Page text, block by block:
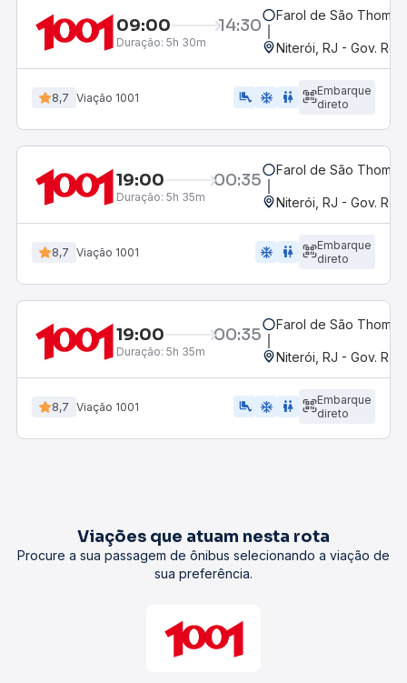
09:00 14:30
Duração: 5h 30m
Farol de São
Niterói, RJ - Gov.
8,7 Viação 1001 airline_seat_legroom_extra ac_unit wc
Embarque
direto
19:00 00:35
Duração: 5h 35m
Farol de São
Niterói, RJ - Gov.
8,7 Viação 1001 ac_unit wc
Embarque
direto
19:00 00:35
Duração: 5h 35m
Farol de São
Niterói, RJ - Gov.
8,7 Viação 1001 airline_seat_legroom_extra ac_unit wc
Embarque
direto
Viações que atuam nesta rota
Procure a sua passagem de ônibus selecionando a viação de
sua preferência.